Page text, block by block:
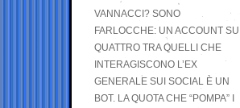
VANNACCI? SONO
FARLOCCHE: UN ACCOUNT SU
QUATTRO TRA QUELLI CHE
INTERAGISCONO L’EX
GENERALE SUI SOCIAL È UN
BOT. LA QUOTA CHE “POMPA” I